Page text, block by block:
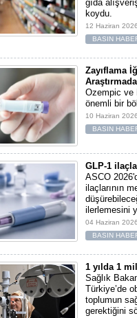
gıda
koydu.
12 Haziran
BASIN
Zayıflama
Ozempic ve
önemli bir
10 Haziran
BASIN
GLP-1
ASCO
ilaçlarının
ilerlemesini
04 Haziran
BASIN
1 yılda 1
Sağlık
Türkiye’de
toplumun
gerektiğini